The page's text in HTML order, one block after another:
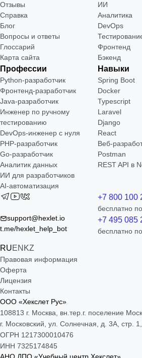
Отзывы
Справка
Блог
Вопросы и ответы
Глоссарий
Карта сайта
ИИ
Аналитика
DevOps
Фронтенд
Бэкенд
Профессии
Python-разработчик
Фронтенд-разработчик
Java-разработчик
Инженер по ручному
тестированию
DevOps-инженер с нуля
РНР-разработчик
Go-разработчик
Аналитик данных
ИИ для разработчиков
AI-автоматизация
Навыки
Spring Boot
Docker
Typescript
Laravel
Django
React
Веб-
Postman
REST API в
support@hexlet.io
t.me/hexlet_help_bot
RUEN KZ
+7 800 100
бесплатно
+7 495 085
бесплатно
Правовая информация
Оферта
Лицензия
Контакты
ООО «Хекслет Рус»
108813 г. Москва, вн.тер.г. поселение
г. Московский, ул. Солнечная, д. 3А, стр.
ОГРН 1217300010476
ИНН 7325174845